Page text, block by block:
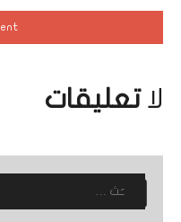
لاتعليقات